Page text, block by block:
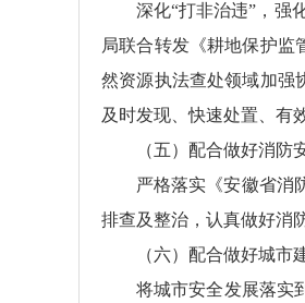
深化“打非治违”，强
局联合转发《耕地保护监
然资源执法查处领域加强
及时发现、快速处置、有
（五）配合做好消防
严格落实《安徽省消
排查及整治，认真做好消
（六）配合做好城市
将城市安全发展落实到